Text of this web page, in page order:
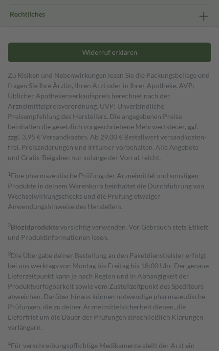
Rechtliches
Widerruf erklären
Zu Risiken und Nebenwirkungen lesen Sie die Packungsbeilage und
fragen Sie Ihre Ärztin, Ihren Arzt oder in Ihrer Apotheke. AVP:
Üblicher Apothekenverkaufspreis berechnet nach der
Arzneimittelpreisverordnung. UVP: Unverbindliche
Preisempfehlung des Herstellers. Die angegebenen Preise
beinhalten die gesetzlich vorgeschriebene Mehrwertsteuer, ggf.
zzgl. 3,95 € Versandkosten. Ab 29,00 € Bestell­wert versand­kosten­
frei. Preisänderungen und Irrtümer vorbehalten. Alle Angebote
und Gratis-Beigaben nur solange der Vorrat reicht.
1 Eine pharmazeutische Prüfung der Arzneimittel und sonstigen
Produkte in deinem Warenkorb beinhaltet die Durchführung von
Wechselwirkungschecks und die Prüfung etwaiger
Anwendungshinweise des Herstellers.
2Biozidproduktevorsichtig verwenden. Vor Gebrauch stets Etikett
und Produktinformationen lesen.
3Die Übergabe deiner Bestellung an den Paketdienstleister erfolgt
bei uns werktags von Montag bis Freitag bis 18:00 Uhr. Der genaue
Lieferzeitpunkt kann je nach Region und in Abhängigkeit der
Produktverfügbarkeit sowie vom Zustellzeitpunkt des Spediteurs
abweichen. Darüber hinaus können notwendige pharmazeutische
Prüfungen, die zu deiner Arzneimittelsicherheit dienen, die
Lieferfrist um die Dauer der Prüfungen einschließlich Klärungen
verlängern.
4Für verschreibungspflichtige Medikamente stellt der Arzt ein